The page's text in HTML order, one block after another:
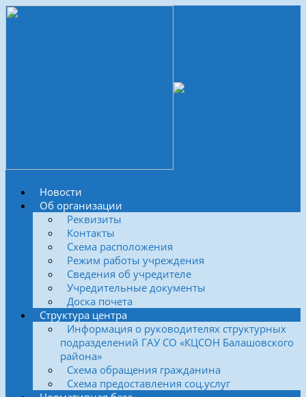
Новости
Об организации
Реквизиты
Контакты
Схема расположения
Режим работы учреждения
Сведения об учредителе
Учредительные документы
Доска почета
Структура центра
Информация о руководителях структурных
подразделений ГАУ СО «КЦСОН Балашовского
района»
Схема обращения гражданина
Схема предоставления соц.услуг